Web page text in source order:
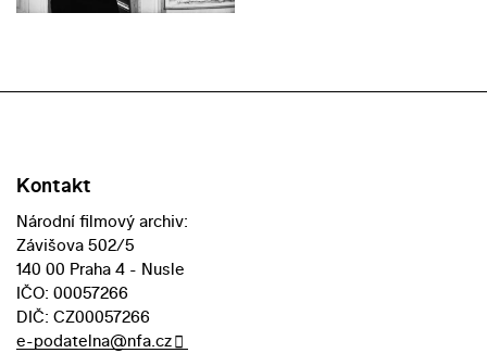
Kontakt
Národní filmový archiv:
Závišova 502/5
140 00 Praha 4 - Nusle
IČO: 00057266
DIČ: CZ00057266
e-podatelna@nfa.cz